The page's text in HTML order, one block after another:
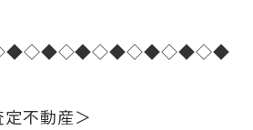
不動産＞